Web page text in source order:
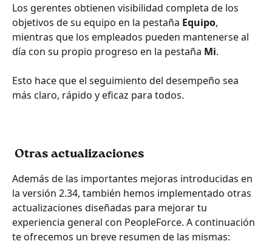
Los gerentes obtienen visibilidad completa de los
objetivos de su equipo en la pestaña Equipo,
mientras que los empleados pueden mantenerse al
día con su propio progreso en la pestaña Mi.
Esto hace que el seguimiento del desempeño sea
más claro, rápido y eficaz para todos.
Otras actualizaciones
Además de las importantes mejoras introducidas en
la versión 2.34, también hemos implementado otras
actualizaciones diseñadas para mejorar tu
experiencia general con PeopleForce. A continuación
te ofrecemos un breve resumen de las mismas: